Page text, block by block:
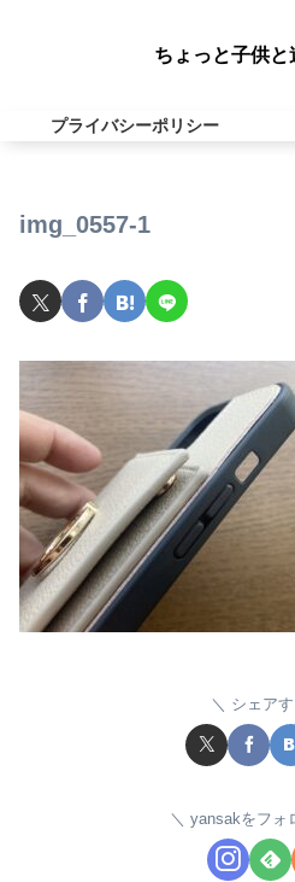
ちょっと子供と
プライバシーポリシー
img_0557-1
シェア
yansakをフォ